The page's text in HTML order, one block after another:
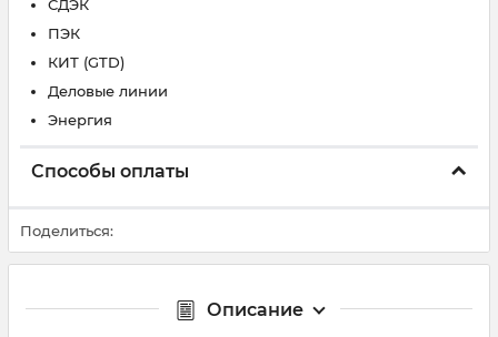
СДЭК
ПЭК
КИТ (GTD)
Деловые линии
Энергия
Способы оплаты
Поделиться:
Описание